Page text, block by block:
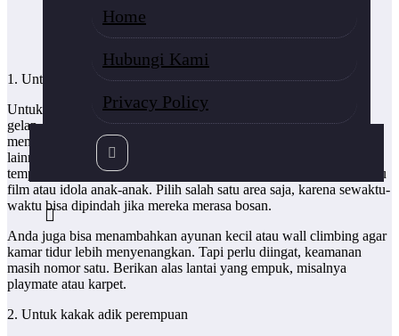
Home
Hubungi Kami
Privacy Policy
1. Untuk kakak adik laki-laki
Untuk anak laki-laki, Anda bisa memakai warna yang soft dan
gelap. Misalnya biru, putih, dan abu-abu. Warna yang cerah bisa
membuat anak menjadi hiperaktif. Warna coklat atau warna natural
lainnya pun bisa dipakai untuk meredam. Untuk dekorasi dinding,
tempelkan stiker atau gambar kesukaannya. Anda bisa mencari tahu
film atau idola anak-anak. Pilih salah satu area saja, karena sewaktu-
waktu bisa dipindah jika mereka merasa bosan.
Anda juga bisa menambahkan ayunan kecil atau wall climbing agar
kamar tidur lebih menyenangkan. Tapi perlu diingat, keamanan
masih nomor satu. Berikan alas lantai yang empuk, misalnya
playmate atau karpet.
2. Untuk kakak adik perempuan